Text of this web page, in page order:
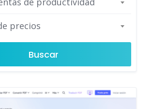
precios
Buscar